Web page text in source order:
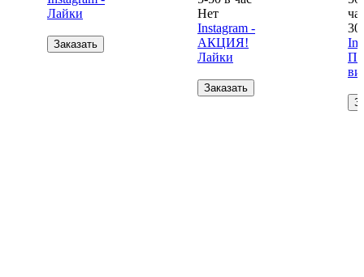
Лайки
Заказать
Нет
Instagram -
АКЦИЯ!
Лайки
Заказать
30